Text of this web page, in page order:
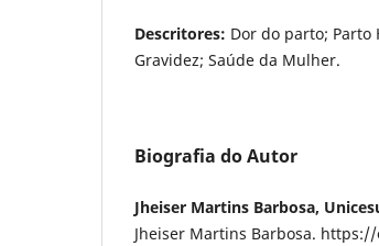
Descritores: Dor do parto; Parto
Gravidez; Saúde da Mulher.
Biografia do Autor
Jheiser Martins Barbosa,
Jheiser Martins Barbosa.